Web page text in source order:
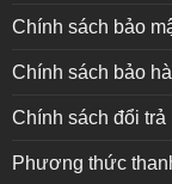
Chính sách bảo
Chính sách bảo
Chính sách đổi trả
Phương thức